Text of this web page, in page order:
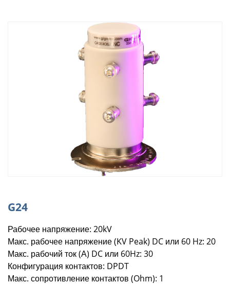
G24
Рабочее напряжение: 20kV
Макс. рабочее напряжение (KV Peak) DC или 60 Hz: 20
Макс. рабочий ток (А) DC или 60Hz: 30
Конфигурация контактов: DPDT
Макс. сопротивление контактов (Ohm): 1